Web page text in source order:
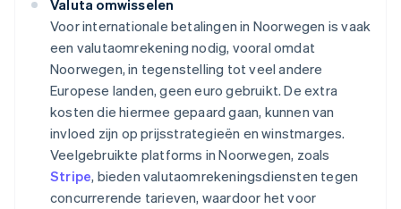
Valuta omwisselen
Voor internationale betalingen in Noorwegen is vaak
een valutaomrekening nodig, vooral omdat
Noorwegen, in tegenstelling tot veel andere
Europese landen, geen euro gebruikt. De extra
kosten die hiermee gepaard gaan, kunnen van
invloed zijn op prijsstrategieën en winstmarges.
Veelgebruikte platforms in Noorwegen, zoals
Stripe, bieden valutaomrekeningsdiensten tegen
concurrerende tarieven, waardoor het voor